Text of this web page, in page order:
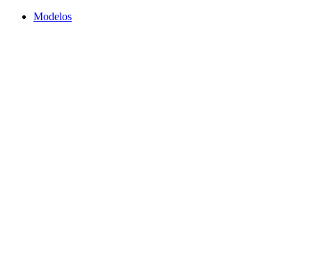
Modelos